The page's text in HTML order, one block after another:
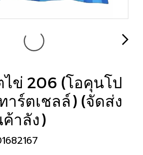
ไข่ 206 (โอคุนโป
าร์ตเชลล์) (จัดส่ง
าลัง)